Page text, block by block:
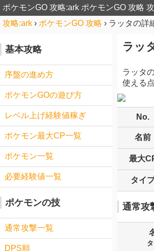
ポケモンGO 攻略:ark ポケモンGO 攻略
攻略:ark › ポケモンGO 攻略 › ラッタの詳
ラッ
ラッタ
使える
No.
名前
最大
タイ
通常攻
基本攻略
序盤の進め方
ポケモンGOの遊び方
レベル上げ経験値稼ぎ
ポケモン最大CP一覧
ポケモン一覧
必要経験値一覧
ポケモンの技
通常攻撃一覧
DPS順